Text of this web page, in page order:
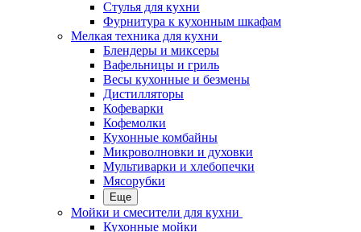
Стулья для кухни
Фурнитура к кухонным шкафам
Мелкая техника для кухни
Блендеры и миксеры
Вафельницы и гриль
Весы кухонные и безмены
Дистилляторы
Кофеварки
Кофемолки
Кухонные комбайны
Микроволновки и духовки
Мультиварки и хлебопечки
Мясорубки
Еще
Мойки и смесители для кухни
Кухонные мойки